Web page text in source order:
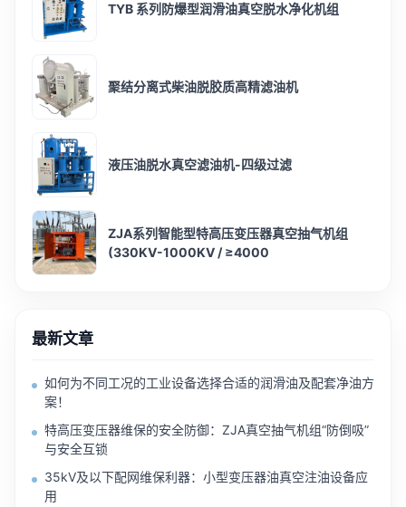
TYB 系列防爆型润滑油真空脱水净化机组
聚结分离式柴油脱胶质高精滤油机
液压油脱水真空滤油机-四级过滤
ZJA系列智能型特高压变压器真空抽气机组
(330KV-1000KV / ≥4000
最新文章
如何为不同工况的工业设备选择合适的润滑油及配套净油方
案！
特高压变压器维保的安全防御：ZJA真空抽气机组“防倒吸”
与安全互锁
35kV及以下配网维保利器：小型变压器油真空注油设备应
用